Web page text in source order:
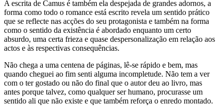
A escrita de Camus é também ela despejada de grandes adornos, a
forma como todo o romance está escrito revela um sentido prático
que se reflecte nas acções do seu protagonista e também na forma
como o sentido da existência é abordado enquanto um certo
absurdo, uma certa frieza e quase despersonalização em relação aos
actos e às respectivas consequências.
Não chega a uma centena de páginas, lê-se rápido e bem, mas
quando cheguei ao fim senti alguma incompletude. Não tem a ver
com o ter gostado ou não do final que o autor deu ao livro, mas
antes porque talvez, como qualquer ser humano, procurasse um
sentido ali que não existe e que também reforça o enredo montado.